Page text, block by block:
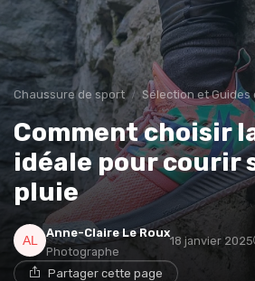
Chaussure de sport Sélection et Guides
Comment choisir
idéale pour courir
pluie
Anne-Claire Le Roux
Photographe
18 janvier 2025
Partager cette page